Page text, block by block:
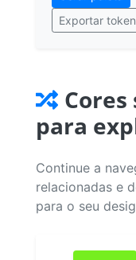
Exportar
para
Continue a
relacionadas e
para o seu